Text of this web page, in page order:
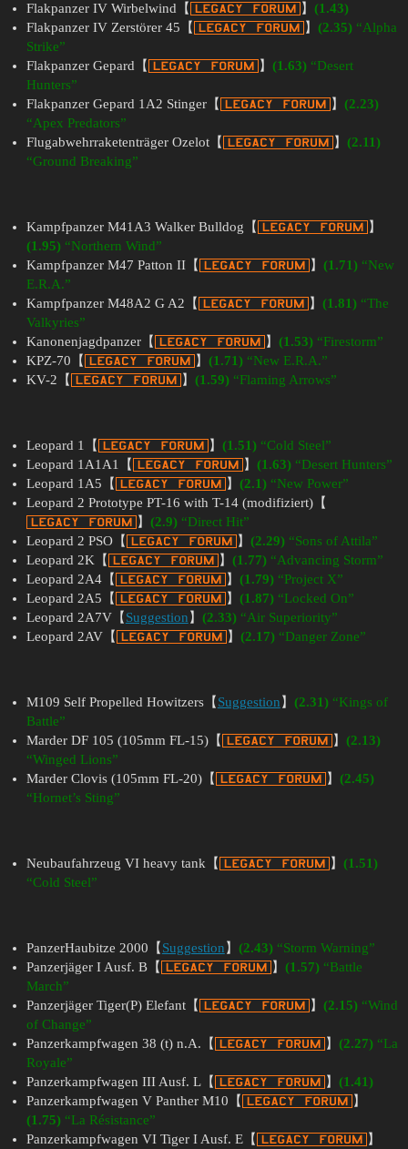
Flakpanzer IV Wirbelwind【
】 (1.43)
Flakpanzer IV Zerstörer 45【
】 (2.35)“Alpha
Strike”
Flakpanzer Gepard【
】 (1.63)“Desert
Hunters”
Flakpanzer Gepard 1A2 Stinger【
】 (2.23)
“Apex Predators”
Flugabwehrraketenträger Ozelot【
】 (2.11)
“Ground Breaking”
Kampfpanzer M41A3 Walker Bulldog【
】
(1.95)“Northern Wind”
Kampfpanzer M47 Patton II【
】 (1.71)“New
E.R.A.”
Kampfpanzer M48A2 G A2【
】 (1.81)“The
Valkyries”
Kanonenjagdpanzer【
】 (1.53)“Firestorm”
KPZ-70【
】 (1.71)“New E.R.A.”
KV-2【
】 (1.59)“Flaming Arrows”
Leopard 1【 】 (1.51)“Cold Steel”
Leopard 1A1A1【
】 (1.63)“Desert Hunters”
Leopard 1A5【
】 (2.1)“New Power”
Leopard 2 Prototype PT-16 with T-14 (modifiziert)【
】 (2.9)“Direct Hit”
Leopard 2 PSO【
】 (2.29)“Sons of Attila”
Leopard 2K【
】 (1.77)“Advancing Storm”
Leopard 2A4【
】 (1.79)“Project X”
Leopard 2A5【
】 (1.87)“Locked On”
Leopard 2A7V【 Suggestion 】 (2.33)“Air Superiority”
Leopard 2AV【
】 (2.17)“Danger Zone”
M109 Self Propelled Howitzers【 Suggestion 】 (2.31)“Kings of
Battle”
Marder DF 105 (105mm FL-15)【
】 (2.13)
“Winged Lions”
Marder Clovis (105mm FL-20)【
】 (2.45)
“Hornet’s Sting”
Neubaufahrzeug VI heavy tank【 】 (1.51)
“Cold Steel”
PanzerHaubitze 2000【 Suggestion 】 (2.43)“Storm Warning”
Panzerjäger I Ausf. B【
】 (1.57)“Battle
March”
Panzerjäger Tiger(P) Elefant【
】 (2.15)“Wind
of Change”
Panzerkampfwagen 38 (t) n.A.【
】 (2.27)“La
Royale”
Panzerkampfwagen III Ausf. L【
】 (1.41)
Panzerkampfwagen V Panther M10【
】
(1.75)“La Résistance”
Panzerkampfwagen VI Tiger I Ausf. E【
】